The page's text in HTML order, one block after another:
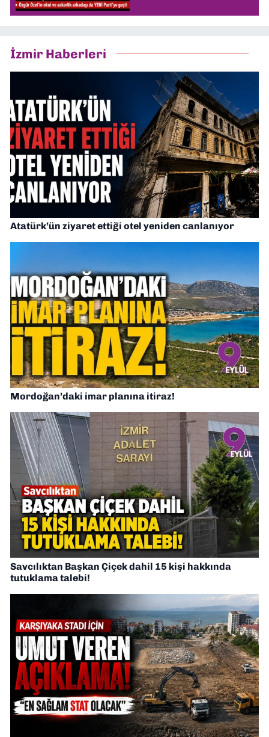
İzmir Haberleri
Atatürk’ün ziyaret ettiği otel yeniden canlanıyor
Mordoğan’daki imar planına itiraz!
Savcılıktan Başkan Çiçek dahil 15 kişi hakkında
tutuklama talebi!